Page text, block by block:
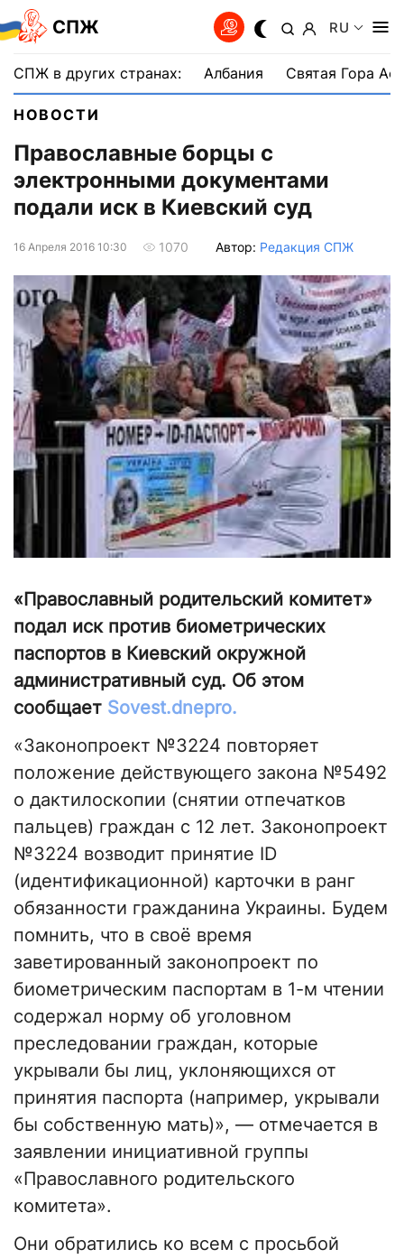
СПЖ RU
СПЖ в других странах: Албания Святая Гора
НОВОСТИ
Православные борцы с
электронными документами
подали иск в Киевский суд
16 Апреля 2016 10:30 1070 Автор: Редакция СПЖ
«Православный родительский комитет»
подал иск против биометрических
паспортов в Киевский окружной
административный суд. Об этом
сообщает Sovest.dnepro.
«Законопроект №3224 повторяет
положение действующего закона №5492
о дактилоскопии (снятии отпечатков
пальцев) граждан с 12 лет. Законопроект
№3224 возводит принятие ID
(идентификационной) карточки в ранг
обязанности гражданина Украины. Будем
помнить, что в своё время
заветированный законопроект по
биометрическим паспортам в 1-м чтении
содержал норму об уголовном
преследовании граждан, которые
укрывали бы лиц, уклоняющихся от
принятия паспорта (например, укрывали
бы собственную мать)», — отмечается в
заявлении инициативной группы
«Православного родительского
комитета».
Они обратились ко всем с просьбой